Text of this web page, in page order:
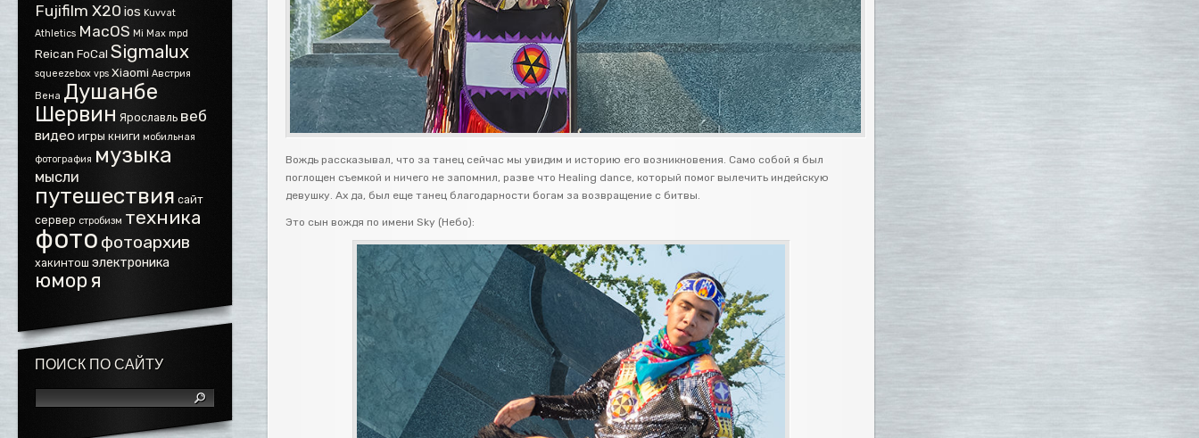
Fujifilm X20 ios Kuvvat
Athletics MacOS Mi Max mpd
Reican FoCal Sigmalux
squeezebox vps Xiaomi Австрия
Вена Душанбе
Шервин Ярославль веб
видеоигры книги мобильная
фотография музыка
мысли
путешествия сайт
сервер стробизм техника
фото фотоархив
хакинтош электроника
юморя
ПОИСК ПО САЙТУ
Вождь рассказывал, что за танец сейчас мы увидим и историю его возникновения. Само собой я был
поглощен съемкой и ничего не запомнил, разве что Healing dance, который помог вылечить индейскую
девушку. Ах да, был еще танец благодарности богам за возвращение с битвы.
Это сын вождя по имени Sky (Небо):